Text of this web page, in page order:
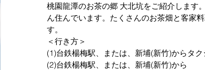
企業・組織 NEWS・社会文化・イベント等 竹
桃園龍潭のお茶の郷 大北坑をご紹介します
ん住んでいます。たくさんのお茶畑と客家
す。
＜行き方＞
(1)台鉄楊梅駅、または、新埔(新竹)からタ
(2)台鉄楊梅駅、または、新埔(新竹)から